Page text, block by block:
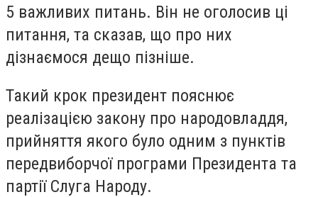
5 важливих питань. Він не оголосив ці
питання, та сказав, що про них
дізнаємося дещо пізніше.
Такий крок президент пояснює
реалізацією закону про народовладдя,
прийняття якого було одним з пунктів
передвиборчої програми Президента та
партії Слуга Народу.